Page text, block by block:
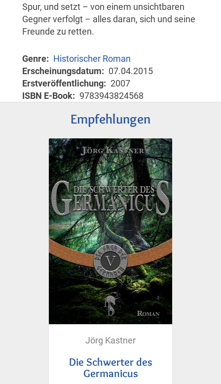
Spur, und setzt – von einem unsichtbaren
Gegner verfolgt – alles daran, sich und seine
Freunde zu retten.
Genre
Historischer Roman
Erscheinungsdatum
07.04.2015
Erstveröffentlichung
2007
ISBN E-Book
9783943824568
Empfehlungen
Jörg Kastner
Die Schwerter des
Germanicus